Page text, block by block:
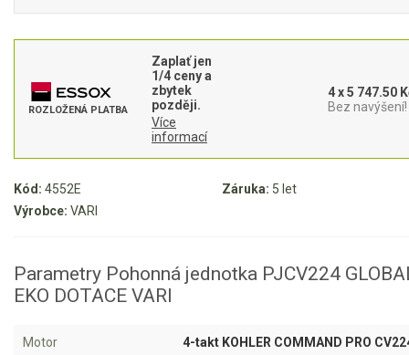
AKU zahradní technika
Aku křovinořezy a vyžínače
Aku sekačky
Aku STIHL
Aku AL-KO
Štípačka na dřevo
Kód: 4552E Záruka: 5 let
Výrobce: VARI
ROZLOŽENÁ PLATBA
Zaplať jen
1/4 ceny a
zbytek
později.
Více
informací
4 x 5 747.50
Bez navýšení!
Parametry Pohonná jednotka PJCV224
EKO DOTACE VARI
Motor 4-takt KOHLER COMMAND PRO